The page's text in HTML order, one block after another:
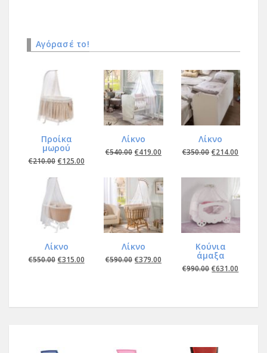
Αγόρασέ το!
Προίκα
μωρού
€210.00 €125.00
Λίκνο
€540.00 €419.00
Λίκνο
€350.00 €214.00
Λίκνο
€550.00 €315.00
Λίκνο
€590.00 €379.00
Kούνια
άμαξα
€990.00 €631.00